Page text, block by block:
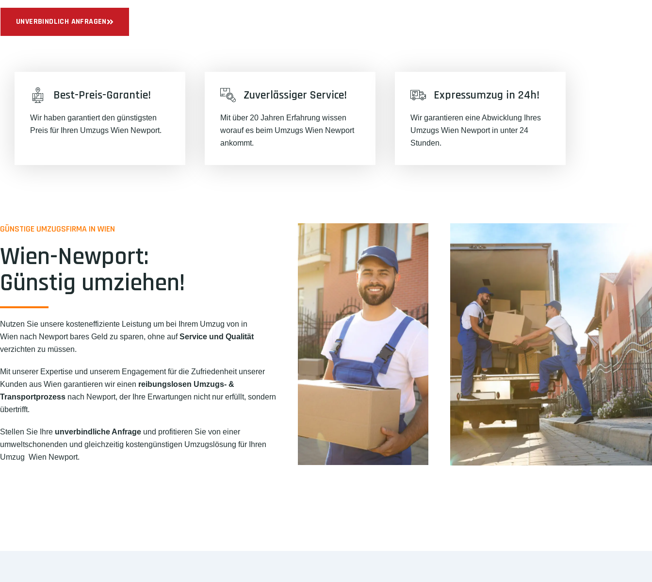
UNVERBINDLICH ANFRAGEN
Best-Preis-Garantie!
Wir haben garantiert den günstigsten
Preis für Ihren Umzugs Wien Newport.
Zuverlässiger Service!
Mit über 20 Jahren Erfahrung wissen
worauf es beim Umzugs Wien Newport
ankommt.
Expressumzug in 24h!
Wir garantieren eine Abwicklung Ihres
Umzugs Wien Newport in unter 24
Stunden.
GÜNSTIGE UMZUGSFIRMA IN WIEN
Wien-Newport:
Günstig umziehen!
Nutzen Sie unsere kosteneffiziente Leistung um bei Ihrem Umzug von in
Wien nach Newport bares Geld zu sparen, ohne aufService und Qualität
verzichten zu müssen.
Mit unserer Expertise und unserem Engagement für die Zufriedenheit unserer
Kunden aus Wien garantieren wir einen reibungslosen Umzugs- &
Transportprozess nach Newport, der Ihre Erwartungen nicht nur erfüllt, sondern
übertrifft.
Stellen Sie Ihre unverbindliche Anfrage und profitieren Sie von einer
umweltschonenden und gleichzeitig kostengünstigen Umzugslösung für Ihren
Umzug Wien Newport.